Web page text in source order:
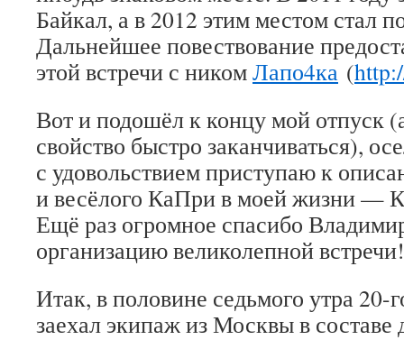
Байкал, а в 2012 этим местом стал
Дальнейшее повествование
этой встречи с никомЛапо4ка (
Вот и подошёл к концу мой отпуск
свойство быстро заканчиваться),
с удовольствием приступаю к
и весёлого КаПри в моей жизни —
Ещё раз огромное спасибо
организацию великолепной
Итак, в половине седьмого утра 20-
заехал экипаж из Москвы в